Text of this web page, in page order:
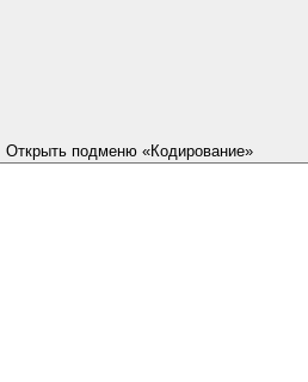
Открыть подменю «Кодирование»